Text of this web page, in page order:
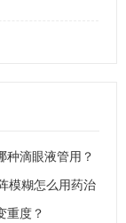
种滴眼液管用？
模糊怎么用药治
重度？